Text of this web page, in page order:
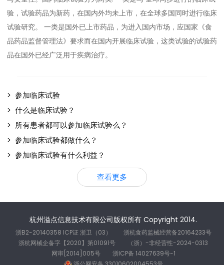
验，试验药品为新药，在国内外均未上市，在全球多国同时进行临床
试验研究。 一类是国外已上市药品，为进入国内市场，应国家《食
品药品监督管理法》要求而在国内开展临床试验，这类试验的试验药
品在国外已经广泛用于疾病治疗。
> 参加临床试验
> 什么是临床试验？
> 所有患者都可以参加临床试验么？
> 参加临床试验都做什么？
> 参加临床试验有什么利益？
查看更多
杭州溢点信息技术有限公司版权所有 Copyright 2014.
浙B2-20140358 ICP证 浙卫（03）
浙杭食药监械经营备20164233号
浙杭网械企备字【2020】第01091号
（浙）-非经营性-2024-0313
网审[2014]005号
浙ICP备 14027639号-1